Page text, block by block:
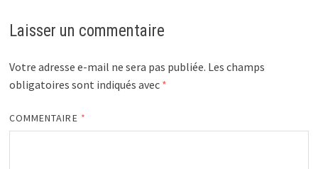
Laisser un commentaire
Votre adresse e-mail ne sera pas publiée. Les champs
obligatoires sont indiqués avec *
COMMENTAIRE *